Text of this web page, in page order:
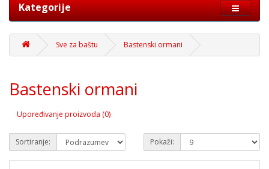
Kategorije
Sve za baštu Bastenski ormani
Bastenski ormani
Upoređivanje proizvoda (0)
Sortiranje: Pokaži: